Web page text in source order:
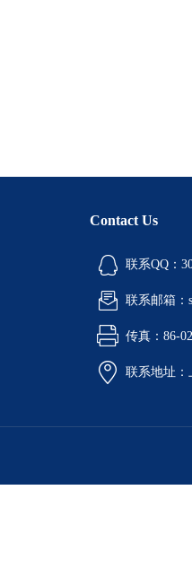
Contact Us
联系QQ：
联系邮箱：
传真：86-
联系地址：